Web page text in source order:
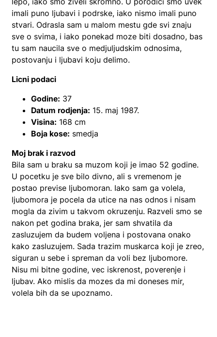
imali puno ljubavi i podrske, iako nismo imali puno
stvari. Odrasla sam u malom mestu gde svi znaju
sve o svima, i iako ponekad moze biti dosadno, bas
tu sam naucila sve o medjuljudskim odnosima,
postovanju i ljubavi koju delimo.
Licni podaci
Godine: 37
Datum rodjenja: 15. maj 1987.
Visina: 168 cm
Boja kose: smedja
Moj brak i razvod
Bila sam u braku sa muzom koji je imao 52 godine.
U pocetku je sve bilo divno, ali s vremenom je
postao previse ljubomoran. Iako sam ga volela,
ljubomora je pocela da utice na nas odnos i nisam
mogla da zivim u takvom okruzenju. Razveli smo se
nakon pet godina braka, jer sam shvatila da
zasluzujem da budem voljena i postovana onako
kako zasluzujem. Sada trazim muskarca koji je zreo,
siguran u sebe i spreman da voli bez ljubomore.
Nisu mi bitne godine, vec iskrenost, poverenje i
ljubav. Ako mislis da mozes da mi doneses mir,
volela bih da se upoznamo.